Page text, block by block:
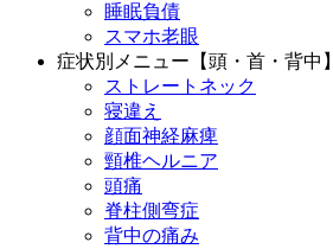
睡眠負債
スマホ老眼
症状別メニュー【頭・首・背中】
ストレートネック
寝違え
顔面神経麻痺
頸椎ヘルニア
頭痛
脊柱側弯症
背中の痛み